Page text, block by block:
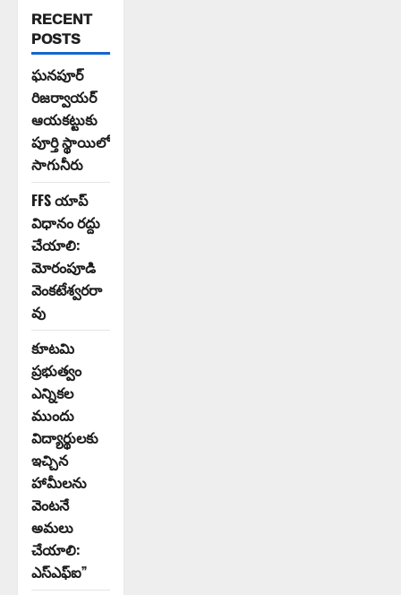
RECENT
POSTS
ఘనపూర్
రిజర్వాయర్
ఆయకట్టుకు
పూర్తి స్థాయిలో
సాగునీరు
FFS యాప్
విధానం రద్దు
చేయాలి:
మోరంపూడి
వెంకటేశ్వరరా
వు
కూటమి
ప్రభుత్వం
ఎన్నికల
ముందు
విద్యార్థులకు
ఇచ్చిన
హామీలను
వెంటనే
అమలు
చేయాలి:
ఎస్ఎఫ్ఐ”